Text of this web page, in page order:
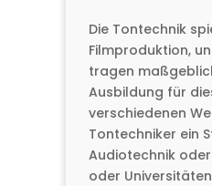
Die Tontechnik
Filmproduktion,
tragen
Ausbildung für
verschiedenen
Tontechniker ein
Audiotechnik
oder